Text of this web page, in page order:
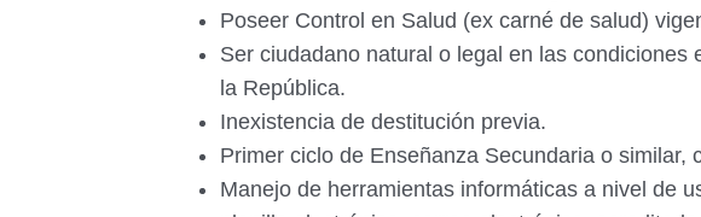
Poseer Control en Salud (ex carné de salud)
Ser ciudadano natural o legal en las condiciones
la República.
Inexistencia de destitución previa.
Primer ciclo de Enseñanza Secundaria o similar,
Manejo de herramientas informáticas a nivel de